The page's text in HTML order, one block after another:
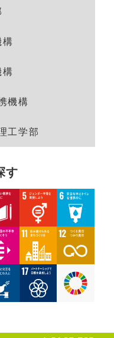
構
構
機構
工学部
す